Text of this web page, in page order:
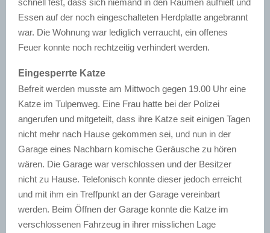
Essen auf der noch eingeschalteten Herdplatte angebrannt
war. Die Wohnung war lediglich verraucht, ein offenes
Feuer konnte noch rechtzeitig verhindert werden.
Eingesperrte Katze
Befreit werden musste am Mittwoch gegen 19.00 Uhr eine
Katze im Tulpenweg. Eine Frau hatte bei der Polizei
angerufen und mitgeteilt, dass ihre Katze seit einigen Tagen
nicht mehr nach Hause gekommen sei, und nun in der
Garage eines Nachbarn komische Geräusche zu hören
wären. Die Garage war verschlossen und der Besitzer
nicht zu Hause. Telefonisch konnte dieser jedoch erreicht
und mit ihm ein Treffpunkt an der Garage vereinbart
werden. Beim Öffnen der Garage konnte die Katze im
verschlossenen Fahrzeug in ihrer misslichen Lage